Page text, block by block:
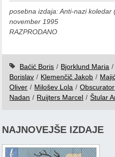
posebna izdaja: Anti-nazi koledar
november 1995
RAZPRODANO
Baćić Boris / Bjorklund Maria /
Borislav / Klemenčič Jakob /
Oliver / Milošev Lola / Obscurator
Nadan / Ruijters Marcel / Štular
NAJNOVEJŠE IZDAJE